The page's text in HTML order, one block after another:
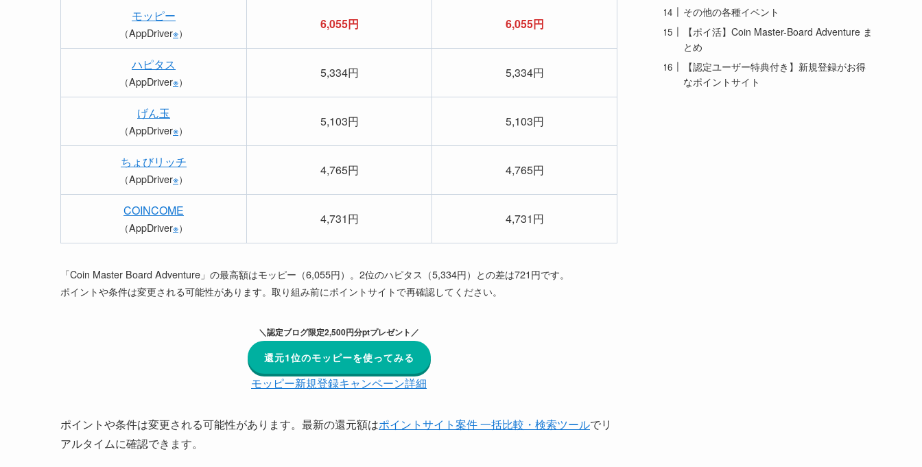
モッピー
（AppDriver※）
6,055円 6,055円
ハピタス
（AppDriver※）
5,334円 5,334円
げん玉
（AppDriver※）
5,103円 5,103円
ちょびリッチ
（AppDriver※）
4,765円 4,765円
COINCOME
（AppDriver※）
4,731円 4,731円
「Coin Master Board Adventure」の最高額はモッピー（6,055円）。2位のハピタス（5,334円）との差は721円です。
ポイントや条件は変更される可能性があります。取り組み前にポイントサイトで再確認してください。
＼認定ブログ限定2,500円分ptプレゼント／
還元1位のモッピーを使ってみる
モッピー新規登録キャンペーン詳細
ポイントや条件は変更される可能性があります。最新の還元額はポイントサイト案件 一括比較・検索ツールでリ
アルタイムに確認できます。
その他の各種イベント
【ポイ活】Coin Master-Board Adventure ま
とめ
【認定ユーザー特典付き】新規登録がお得
なポイントサイト